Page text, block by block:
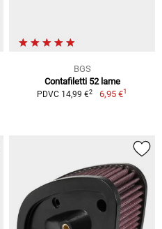
BGS
Contafiletti 52 lame
PDVC 14,99 €2 6,95 €1